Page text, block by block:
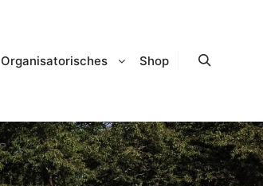
Organisatorisches Shop